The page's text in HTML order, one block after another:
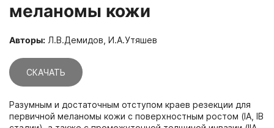
меланомы кожи
Авторы: Л.В.Демидов, И.А.Утяшев
СКАЧАТЬ
Разумным и достаточным отступом краев резекции для
первичной меланомы кожи с поверхностным ростом (IA, IB